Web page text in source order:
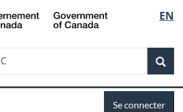
Passer
au
Passer
à
simplifiée
de
la
EN
Se connecter